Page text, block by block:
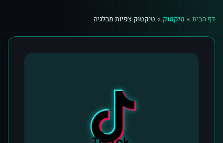
דף הבית » טיקטוק » טיקטוק צפיות מבלגיה